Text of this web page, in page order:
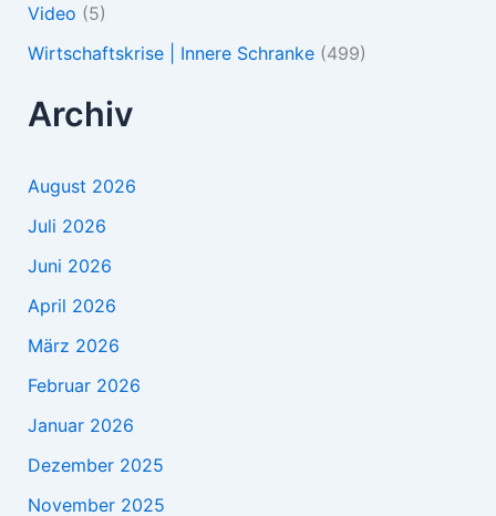
Video (5)
Wirtschaftskrise | Innere Schranke(499)
Archiv
August 2026
Juli 2026
Juni 2026
April 2026
März 2026
Februar 2026
Januar 2026
Dezember 2025
November 2025